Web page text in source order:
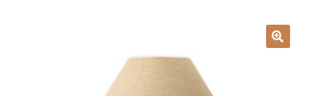
O firmie i sklepie